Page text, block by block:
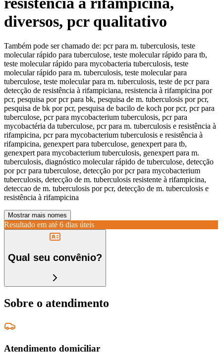
diversos, pcr qualitativo
Também pode ser chamado de: pcr para m. tuberculosis, teste
molecular rápido para tuberculose, teste molecular rápido para tb,
teste molecular rápido para mycobacteria tuberculosis, teste
molecular rápido para m. tuberculosis, teste molecular para
tuberculose, teste molecular para m. tuberculosis, teste de pcr para
detecção de resistência à rifampiciana, resistencia à rifampicina por
pcr, pesquisa por pcr para bk, pesquisa de m. tuberculosis por pcr,
pesquisa de bk por pcr, pesquisa de bacilo de koch por pcr, pcr para
tuberculose, pcr para mycobacterium tuberculosis, pcr para
mycobactéria da tuberculose, pcr para m. tuberculosis e resistência à
rifampicina, pcr para mycobacterium tuberculosis e resistência à
rifampicina, genexpert para tuberculose, genexpert para tb,
genexpert para mycobacterium tuberculosis, genexpert para m.
tuberculosis, diagnóstico molecular rápido de tuberculose, detecção
por pcr para tuberculose, detecção por pcr para mycobacterium
tuberculosis, detecção de m. tuberculosis resistente à rifampicina,
deteccao de m. tuberculosis por pcr, detecção de m. tuberculosis e
resistência à rifampicina
Mostrar mais nomes
Resultado em até 6 dias úteis
Qual seu convênio?
Sobre o atendimento
Atendimento domiciliar